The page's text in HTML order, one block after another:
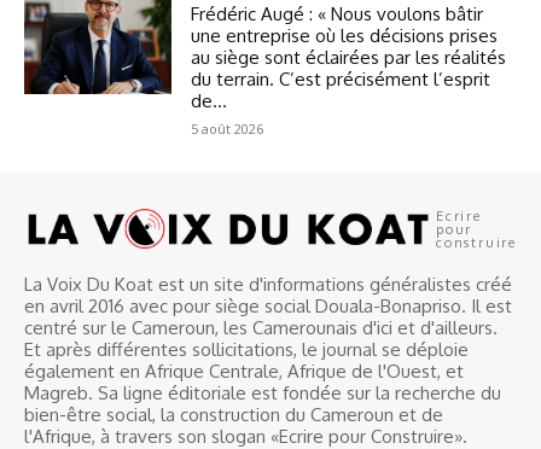
Frédéric Augé : « Nous voulons bâtir
une entreprise où les décisions prises
au siège sont éclairées par les réalités
du terrain. C’est précisément l’esprit
de...
5 août 2026
Ecrire
pour
construire
La Voix Du Koat est un site d'informations généralistes créé
en avril 2016 avec pour siège social Douala-Bonapriso. Il est
centré sur le Cameroun, les Camerounais d'ici et d'ailleurs.
Et après différentes sollicitations, le journal se déploie
également en Afrique Centrale, Afrique de l'Ouest, et
Magreb. Sa ligne éditoriale est fondée sur la recherche du
bien-être social, la construction du Cameroun et de
l'Afrique, à travers son slogan «Ecrire pour Construire».